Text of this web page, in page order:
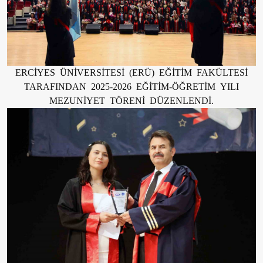
ERCİYES ÜNİVERSİTESİ (ERÜ) EĞİTİM FAKÜLTESİ
TARAFINDAN 2025-2026 EĞİTİM-ÖĞRETİM YILI
MEZUNİYET TÖRENİ DÜZENLENDİ.